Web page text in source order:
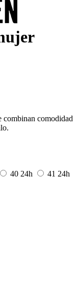
combinan comodidad
40 24h 41 24h